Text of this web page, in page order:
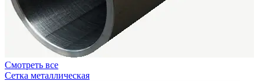
Смотреть все
Сетка металлическая